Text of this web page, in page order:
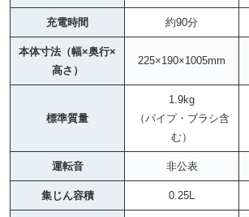
充電時間 約90分
本体寸法（幅×奥行×
高さ）
225×190×1005mm
標準質量
1.9kg
（パイプ・ブラシ含
む）
運転音 非公表
集じん容積 0.25L